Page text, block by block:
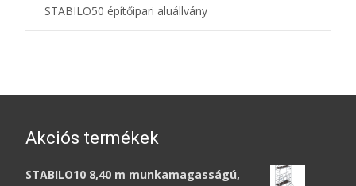
STABILO50 építőipari aluállvány
Akciós termékek
STABILO10 8,40 m munkamagasságú,